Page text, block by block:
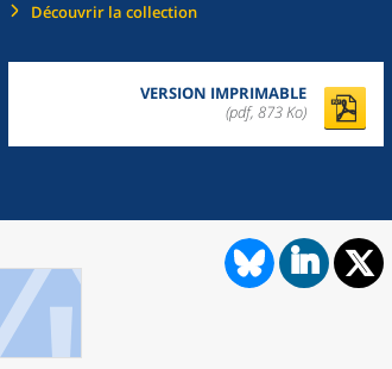
Découvrir la collection
VERSION IMPRIMABLE
(pdf, 873 Ko)